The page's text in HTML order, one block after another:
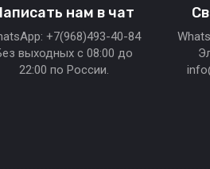
нам в чат
+7(968)493-40-84
выходных c 08:00 до
22:00 по России.